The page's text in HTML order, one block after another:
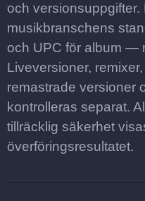
och
musikbranschens
och UPC för album —
Liveversioner,
remastrade versioner
kontrolleras separat.
tillräcklig säkerhet
överföringsresultatet.